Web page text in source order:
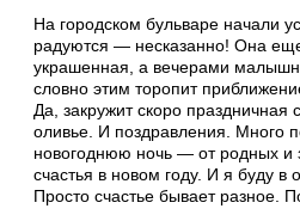
На городском бульваре начали
радуются — несказанно! Она
украшенная, а вечерами
словно этим торопит
Да, закружит скоро праздничная
оливье. И поздравления. Много
новогоднюю ночь — от родных и
счастья в новом году. И я буду в
Просто счастье бывает разное.